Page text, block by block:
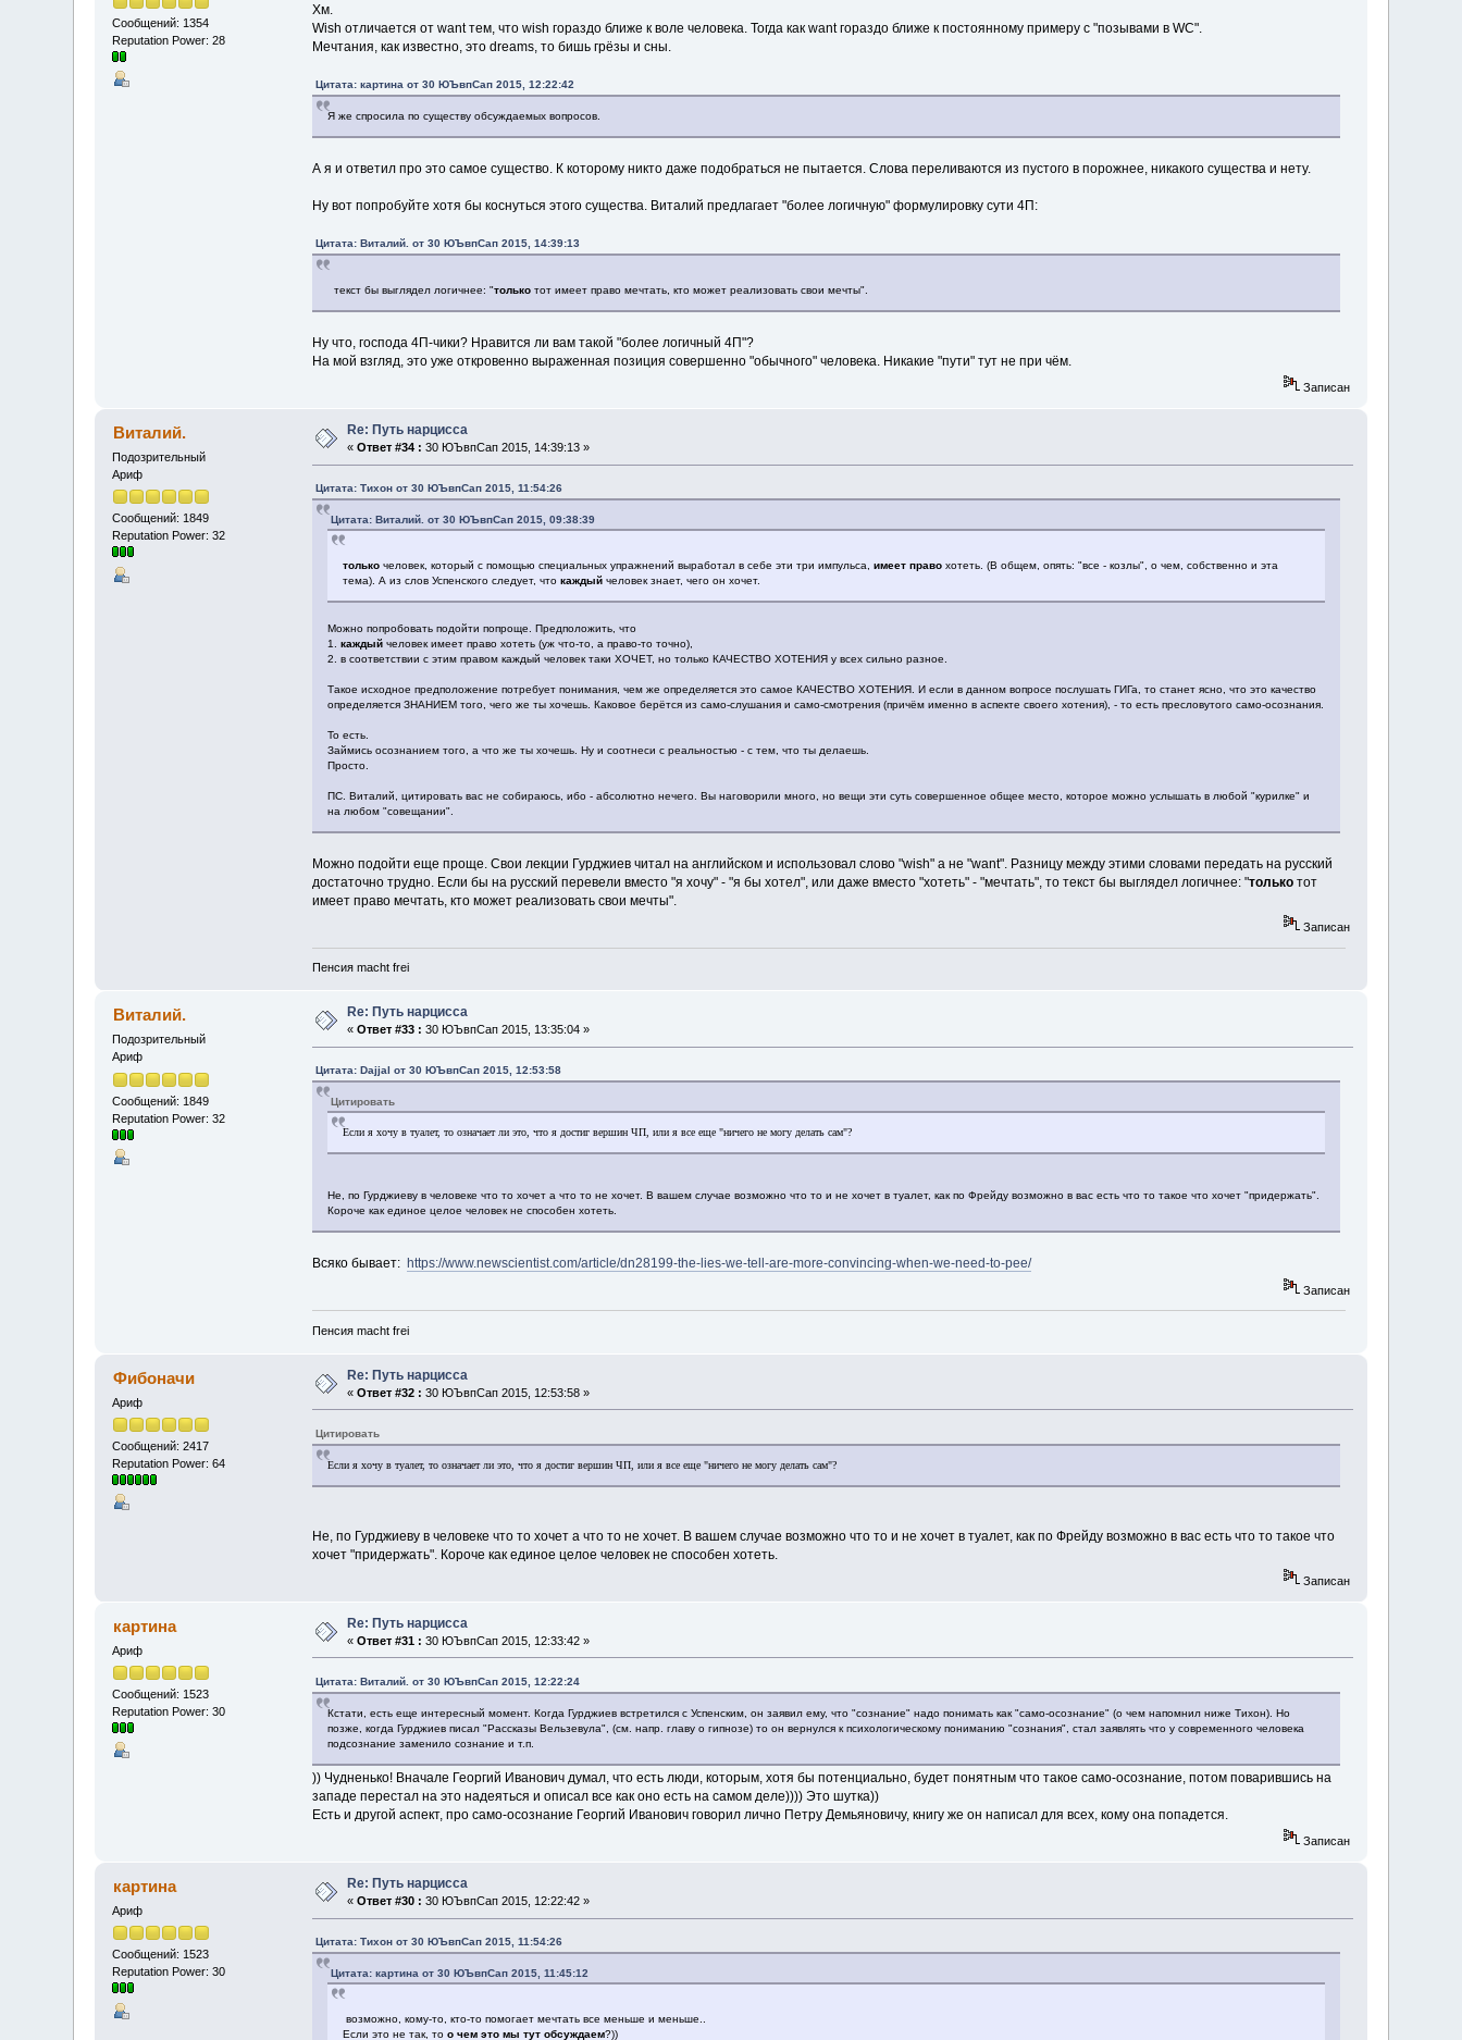
Сообщений: 1354
Reputation Power: 28
Хм.
Wish отличается от want тем, что wish гораздо ближе к воле человека. Тогда как want гораздо ближе к постоянному примеру с "позывами в WC".
Мечтания, как известно, это dreams, то бишь грёзы и сны.
Цитата: картина от 30 ЮЪвпСап 2015, 12:22:42
Я же спросила по существу обсуждаемых вопросов.
А я и ответил про это самое существо. К которому никто даже подобраться не пытается. Слова переливаются из пустого в порожнее, никакого существа и нету.
Ну вот попробуйте хотя бы коснуться этого существа. Виталий предлагает "более логичную" формулировку сути 4П:
Цитата: Виталий. от 30 ЮЪвпСап 2015, 14:39:13
текст бы выглядел логичнее: "толькотот имеет право мечтать, кто может реализовать свои мечты".
Ну что, господа 4П-чики? Нравится ли вам такой "более логичный 4П"?
На мой взгляд, это уже откровенно выраженная позиция совершенно "обычного" человека. Никакие "пути" тут не при чём.
Записан
Виталий.
Подозрительный
Ариф
Сообщений: 1849
Reputation Power: 32
Re: Путь нарцисса
«Ответ #34 : 30 ЮЪвпСап 2015, 14:39:13 »
Цитата: Тихон от 30 ЮЪвпСап 2015, 11:54:26
Цитата: Виталий. от 30 ЮЪвпСап 2015, 09:38:39
толькочеловек, который с помощью специальных упражнений выработал в себе эти три импульса, имеет правохотеть. (В общем, опять: "все - козлы", о чем, собственно и эта
тема). А из слов Успенского следует, что каждыйчеловек знает, чего он хочет.
Можно попробовать подойти попроще. Предположить, что
1. каждый человек имеет право хотеть (уж что-то, а право-то точно),
2. в соответствии с этим правом каждый человек таки ХОЧЕТ, но только КАЧЕСТВО ХОТЕНИЯ у всех сильно разное.
Такое исходное предположение потребует понимания, чем же определяется это самое КАЧЕСТВО ХОТЕНИЯ. И если в данном вопросе послушать ГИГа, то станет ясно, что это качество
определяется ЗНАНИЕМ того, чего же ты хочешь. Каковое берётся из само-слушания и само-смотрения (причём именно в аспекте своего хотения), - то есть пресловутого само-осознания.
То есть.
Займись осознанием того, а что же ты хочешь. Ну и соотнеси с реальностью - с тем, что ты делаешь.
Просто.
ПС. Виталий, цитировать вас не собираюсь, ибо - абсолютно нечего. Вы наговорили много, но вещи эти суть совершенное общее место, которое можно услышать в любой "курилке" и
на любом "совещании".
Можно подойти еще проще. Свои лекции Гурджиев читал на английском и использовал слово "wish" а не "want". Разницу между этими словами передать на русский
достаточно трудно. Если бы на русский перевели вместо "я хочу" - "я бы хотел", или даже вместо "хотеть" - "мечтать", то текст бы выглядел логичнее: "толькотот
имеет право мечтать, кто может реализовать свои мечты".
Записан
Пенсия macht frei
Виталий.
Подозрительный
Ариф
Сообщений: 1849
Reputation Power: 32
Re: Путь нарцисса
«Ответ #33 : 30 ЮЪвпСап 2015, 13:35:04 »
Цитата: Dajjal от 30 ЮЪвпСап 2015, 12:53:58
Цитировать
Если я хочу в туалет, то означает ли это, что я достиг вершин ЧП, или я все еще "ничего не могу делать сам"?
Не, по Гурджиеву в человеке что то хочет а что то не хочет. В вашем случае возможно что то и не хочет в туалет, как по Фрейду возможно в вас есть что то такое что хочет "придержать".
Короче как единое целое человек не способен хотеть.
Всяко бывает: https://www.newscientist.com/article/dn28199-the-lies-we-tell-are-more-convincing-when-we-need-to-pee/
Записан
Пенсия macht frei
Фибоначи
Ариф
Сообщений: 2417
Reputation Power: 64
Re: Путь нарцисса
«Ответ #32 : 30 ЮЪвпСап 2015, 12:53:58 »
Цитировать
Если я хочу в туалет, то означает ли это, что я достиг вершин ЧП, или я все еще "ничего не могу делать сам"?
Не, по Гурджиеву в человеке что то хочет а что то не хочет. В вашем случае возможно что то и не хочет в туалет, как по Фрейду возможно в вас есть что то такое что
хочет "придержать". Короче как единое целое человек не способен хотеть.
Записан
картина
Ариф
Сообщений: 1523
Reputation Power: 30
Re: Путь нарцисса
«Ответ #31 : 30 ЮЪвпСап 2015, 12:33:42 »
Цитата: Виталий. от 30 ЮЪвпСап 2015, 12:22:24
Кстати, есть еще интересный момент. Когда Гурджиев встретился с Успенским, он заявил ему, что "сознание" надо понимать как "само-осознание" (о чем напомнил ниже Тихон). Но
позже, когда Гурджиев писал "Рассказы Вельзевула", (см. напр. главу о гипнозе) то он вернулся к психологическому пониманию "сознания", стал заявлять что у современного человека
подсознание заменило сознание и т.п.
)) Чудненько! Вначале Георгий Иванович думал, что есть люди, которым, хотя бы потенциально, будет понятным что такое само-осознание, потом поварившись на
западе перестал на это надеяться и описал все как оно есть на самом деле)))) Это шутка))
Есть и другой аспект, про само-осознание Георгий Иванович говорил лично Петру Демьяновичу, книгу же он написал для всех, кому она попадется.
Записан
картина
Ариф
Сообщений: 1523
Reputation Power: 30
Re: Путь нарцисса
«Ответ #30 : 30 ЮЪвпСап 2015, 12:22:42 »
Цитата: Тихон от 30 ЮЪвпСап 2015, 11:54:26
Цитата: картина от 30 ЮЪвпСап 2015, 11:45:12
возможно, кому-то, кто-то помогает мечтать все меньше и меньше..
Если это не так, то о чем это мы тут обсуждаем?))